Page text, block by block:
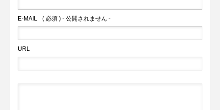
と泊まれる」
E-MAIL ( 必須 ) - 公開されません -
URL